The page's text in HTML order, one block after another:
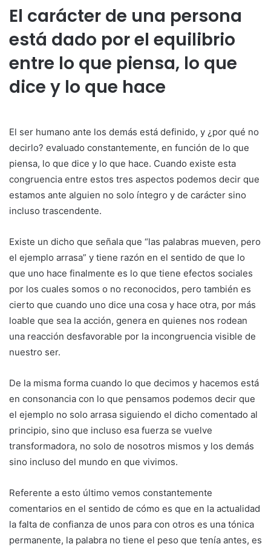
El carácter de una persona
está dado por el equilibrio
entre lo que piensa, lo que
dice y lo que hace
El ser humano ante los demás está definido, y ¿por qué no
decirlo? evaluado constantemente, en función de lo que
piensa, lo que dice y lo que hace. Cuando existe esta
congruencia entre estos tres aspectos podemos decir que
estamos ante alguien no solo íntegro y de carácter sino
incluso trascendente.
Existe un dicho que señala que “las palabras mueven, pero
el ejemplo arrasa” y tiene razón en el sentido de que lo
que uno hace finalmente es lo que tiene efectos sociales
por los cuales somos o no reconocidos, pero también es
cierto que cuando uno dice una cosa y hace otra, por más
loable que sea la acción, genera en quienes nos rodean
una reacción desfavorable por la incongruencia visible de
nuestro ser.
De la misma forma cuando lo que decimos y hacemos está
en consonancia con lo que pensamos podemos decir que
el ejemplo no solo arrasa siguiendo el dicho comentado al
principio, sino que incluso esa fuerza se vuelve
transformadora, no solo de nosotros mismos y los demás
sino incluso del mundo en que vivimos.
Referente a esto último vemos constantemente
comentarios en el sentido de cómo es que en la actualidad
la falta de confianza de unos para con otros es una tónica
permanente, la palabra no tiene el peso que tenía antes, es